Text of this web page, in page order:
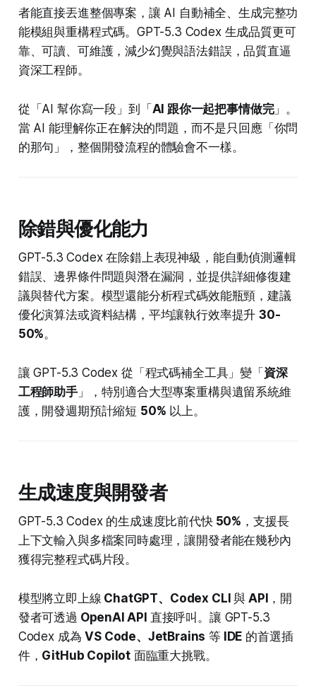
者能直接丟進整個專案，讓 AI 自動補全、生成完整功
能模組與重構程式碼。GPT-5.3 Codex 生成品質更可
靠、可讀、可維護，減少幻覺與語法錯誤，品質直逼
資深工程師。
從「AI 幫你寫一段」到「 AI 跟你一起把事情做完」。
當 AI 能理解你正在解決的問題，而不是只回應「你問
的那句」，整個開發流程的體驗會不一樣。
除錯與優化能力
GPT-5.3 Codex 在除錯上表現神級，能自動偵測邏輯
錯誤、邊界條件問題與潛在漏洞，並提供詳細修復建
議與替代方案。模型還能分析程式碼效能瓶頸，建議
優化演算法或資料結構，平均讓執行效率提升30-
50%。
讓 GPT-5.3 Codex 從「程式碼補全工具」變「 資深
工程師助手」，特別適合大型專案重構與遺留系統維
護，開發週期預計縮短 50% 以上。
生成速度與開發者
GPT-5.3 Codex 的生成速度比前代快50% ，支援長
上下文輸入與多檔案同時處理，讓開發者能在幾秒內
獲得完整程式碼片段。
模型將立即上線 ChatGPT、Codex CLI與 API ，開
發者可透過 OpenAI API 直接呼叫。讓 GPT-5.3
Codex 成為VS Code、JetBrains 等IDE 的首選插
件， GitHub Copilot 面臨重大挑戰。